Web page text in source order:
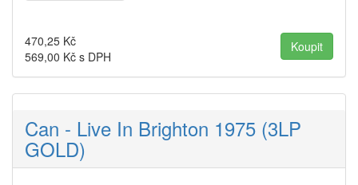
470,25 Kč
569,00 Kč s DPH
Can - Live In Brighton 1975 (3LP
GOLD)